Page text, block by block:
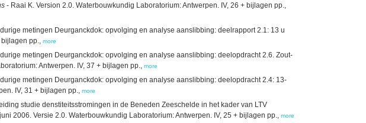
- Raai K. Version 2.0. Waterbouwkundig Laboratorium: Antwerpen. IV, 26 + bijlagen pp.,
metingen Deurganckdok: opvolging en analyse aanslibbing: deelrapport 2.1: 13 u
bijlagen pp., more
metingen Deurganckdok: opvolging en analyse aanslibbing: deelopdracht 2.6. Zout-
Antwerpen. IV, 37 + bijlagen pp., more
metingen Deurganckdok: opvolging en analyse aanslibbing: deelopdracht 2.4: 13-
IV, 31 + bijlagen pp., more
studie denstiteitsstromingen in de Beneden Zeeschelde in het kader van LTV
2006. Versie 2.0. Waterbouwkundig Laboratorium: Antwerpen. IV, 25 + bijlagen pp., more